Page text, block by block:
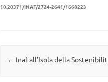
10.20371/INAF/2724-2641/1668223
Navigazione articolo
← Inaf all’Isola della